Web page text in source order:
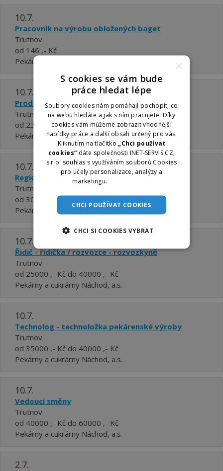
10.7.
Pracovník na výrobu obložených baget
Trutnov
od 146 ,- Kč
Pekárny a cukrárny Náchod, a.s.
10.7.
Prodavač/prodavačka v prodejně u Kubíčka
Trutnov
od 23600 ,- Kč
Pekárny a cukrárny Náchod, a.s.
10.7.
Regionální manažer - manažerka prodeje
Trutnov
od 30000 ,- Kč
Pekárny a cukrárny Náchod, a.s.
10.7.
Řidič - řidička / rozvozce - rozvozkyně
Trutnov
od 25000 ,- Kč do 40000 ,- Kč
Pekárny a cukrárny Náchod, a.s.
10.7.
Technolog - technoložka pekárenské výroby
Trutnov
od 35000 ,- Kč do 40000 ,- Kč
Pekárny a cukrárny Náchod, a.s.
10.7.
Vedoucí směny
Trutnov
od 40000 ,- Kč do 60000 ,- Kč
Pekárny a cukrárny Náchod, a.s.
2.7.
×
S cookies se vám bude
práce hledat lépe
Soubory cookies nám pomáhají pochopit, co
na webu hledáte a jak s ním pracujete. Díky
cookies vám můžeme zobrazit vhodnější
nabídky práce a další obsah určený pro vás.
Kliknutím na tlačítko„Chci používat
cookies“ dáte společnosti INET-SERVIS.CZ,
s.r.o. souhlas s využíváním souborů Cookies
pro účely personalizace, analýzy a
marketingu.
CHCI POUŽÍVAT COOKIES
CHCI SI COOKIES VYBRAT